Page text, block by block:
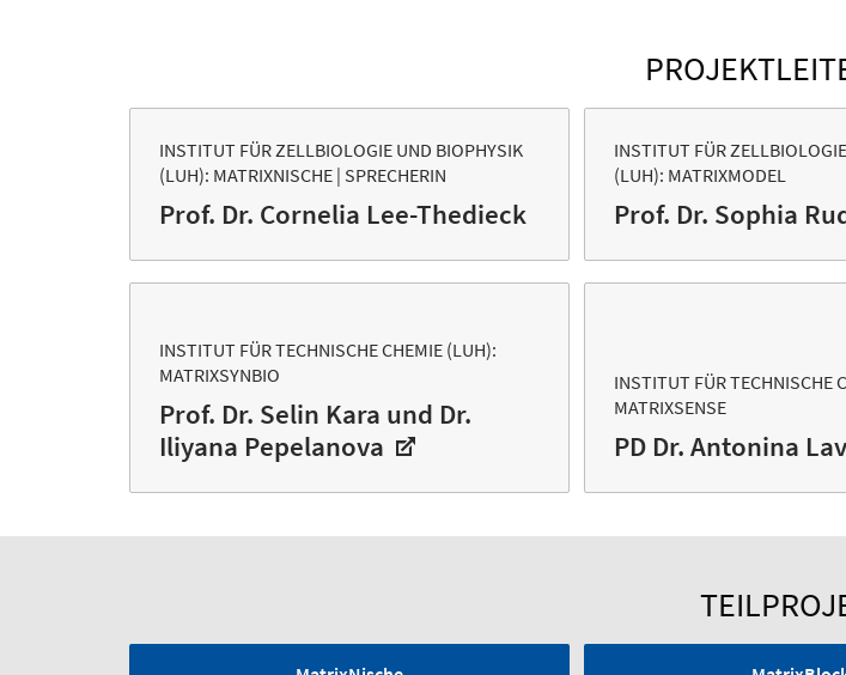
INSTITUT FÜR ZELLBIOLOGIE UND BIOPHYSIK
(LUH): MATRIXNISCHE | SPRECHERIN
Prof. Dr. Cornelia Lee-Thedieck
INSTITUT FÜR
(LUH): MATRIXMODEL
Prof. Dr. Sophia
INSTITUT FÜR TECHNISCHE CHEMIE (LUH):
MATRIXSYNBIO
Prof. Dr. Selin Kara und Dr.
Iliyana Pepelanova
INSTITUT FÜR TECHNISCHE
MATRIXSENSE
PD Dr. Antonina